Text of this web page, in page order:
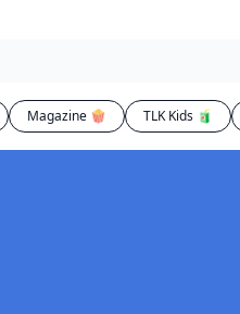
Magazine 🍿 TLK Kids 🧃